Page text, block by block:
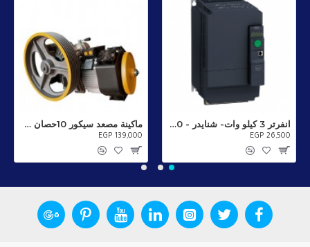
انفرتر 3 كيلو وات- شنايدر - 380فولت - ATV320U30N4C
EGP 26,500
ماكينة مصعد سيكور 10حصان 630 كجم سرعتان إيطالي
EGP 139,000